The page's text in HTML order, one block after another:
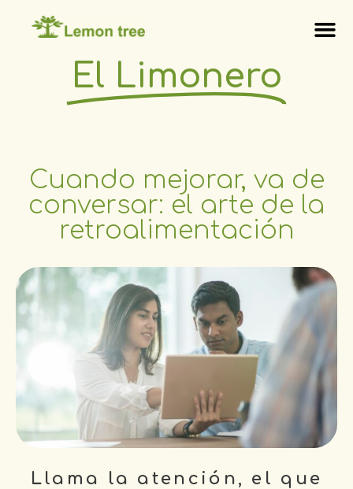
El Limonero
Cuando mejorar, va de
conversar: el arte de la
retroalimentación
Llama la atención, el que